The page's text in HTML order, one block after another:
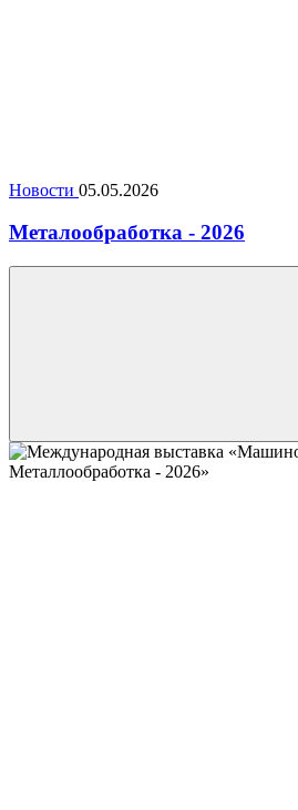
Новости 05.05.2026
Металообработка - 2026